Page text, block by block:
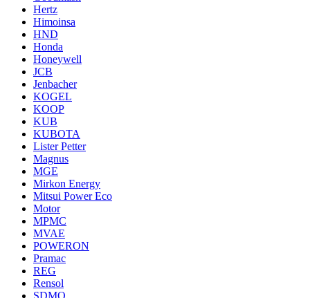
Hertz
Himoinsa
HND
Honda
Honeywell
JCB
Jenbacher
KOGEL
KOOP
KUB
KUBOTA
Lister Petter
Magnus
MGE
Mirkon Energy
Mitsui Power Eco
Motor
MPMC
MVAE
POWERON
Pramac
REG
Rensol
SDMO